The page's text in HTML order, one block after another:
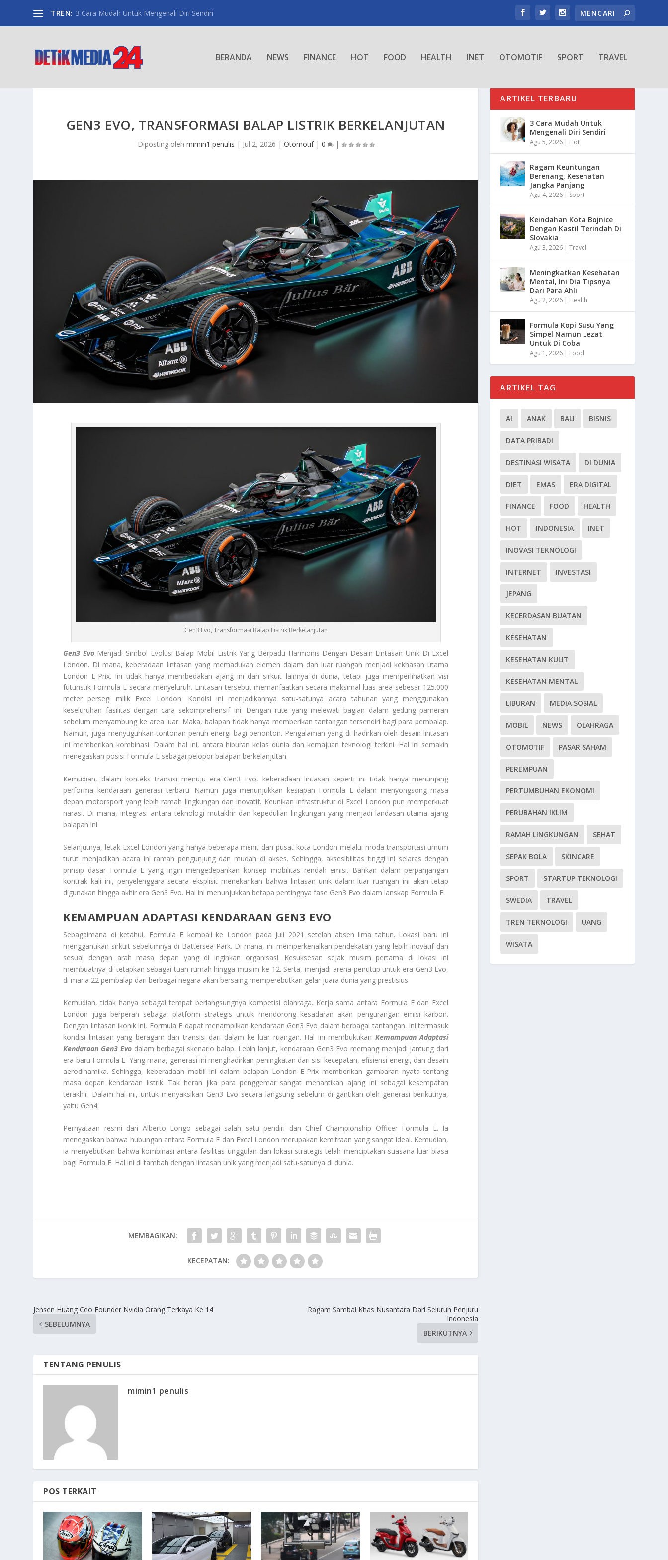
TREN: 3 Cara Mudah Untuk Mengenali Diri Sendiri
BERANDA NEWS FINANCE HOT FOOD HEALTH INET OTOMOTIF SPORT TRAVEL
GEN3 EVO, TRANSFORMASI BALAP LISTRIK BERKELANJUTAN
Diposting oleh mimin1 penulis | Jul 2, 2026 | Otomotif| 0 |
Gen3 Evo, Transformasi Balap Listrik Berkelanjutan
Gen3 EvoMenjadi Simbol Evolusi Balap Mobil Listrik Yang Berpadu Harmonis Dengan Desain Lintasan Unik Di Excel
London. Di mana, keberadaan lintasan yang memadukan elemen dalam dan luar ruangan menjadi kekhasan utama
London E-Prix. Ini tidak hanya membedakan ajang ini dari sirkuit lainnya di dunia, tetapi juga memperlihatkan visi
futuristik Formula E secara menyeluruh. Lintasan tersebut memanfaatkan secara maksimal luas area sebesar 125.000
meter persegi milik Excel London. Kondisi ini menjadikannya satu-satunya acara tahunan yang menggunakan
keseluruhan fasilitas dengan cara sekomprehensif ini. Dengan rute yang melewati bagian dalam gedung pameran
sebelum menyambung ke area luar. Maka, balapan tidak hanya memberikan tantangan tersendiri bagi para pembalap.
Namun, juga menyuguhkan tontonan penuh energi bagi penonton. Pengalaman yang di hadirkan oleh desain lintasan
ini memberikan kombinasi. Dalam hal ini, antara hiburan kelas dunia dan kemajuan teknologi terkini. Hal ini semakin
menegaskan posisi Formula E sebagai pelopor balapan berkelanjutan.
Kemudian, dalam konteks transisi menuju era Gen3 Evo, keberadaan lintasan seperti ini tidak hanya menunjang
performa kendaraan generasi terbaru. Namun juga menunjukkan kesiapan Formula E dalam menyongsong masa
depan motorsport yang lebih ramah lingkungan dan inovatif. Keunikan infrastruktur di Excel London pun memperkuat
narasi. Di mana, integrasi antara teknologi mutakhir dan kepedulian lingkungan yang menjadi landasan utama ajang
balapan ini.
Selanjutnya, letak Excel London yang hanya beberapa menit dari pusat kota London melalui moda transportasi umum
turut menjadikan acara ini ramah pengunjung dan mudah di akses. Sehingga, aksesibilitas tinggi ini selaras dengan
prinsip dasar Formula E yang ingin mengedepankan konsep mobilitas rendah emisi. Bahkan dalam perpanjangan
kontrak kali ini, penyelenggara secara eksplisit menekankan bahwa lintasan unik dalam-luar ruangan ini akan tetap
digunakan hingga akhir era Gen3 Evo. Hal ini menunjukkan betapa pentingnya fase Gen3 Evo dalam lanskap Formula E.
KEMAMPUAN ADAPTASI KENDARAAN GEN3 EVO
Sebagaimana di ketahui, Formula E kembali ke London pada Juli 2021 setelah absen lima tahun. Lokasi baru ini
menggantikan sirkuit sebelumnya di Battersea Park. Di mana, ini memperkenalkan pendekatan yang lebih inovatif dan
sesuai dengan arah masa depan yang di inginkan organisasi. Kesuksesan sejak musim pertama di lokasi ini
membuatnya di tetapkan sebagai tuan rumah hingga musim ke-12. Serta, menjadi arena penutup untuk era Gen3 Evo,
di mana 22 pembalap dari berbagai negara akan bersaing memperebutkan gelar juara dunia yang prestisius.
Kemudian, tidak hanya sebagai tempat berlangsungnya kompetisi olahraga. Kerja sama antara Formula E dan Excel
London juga berperan sebagai platform strategis untuk mendorong kesadaran akan pengurangan emisi karbon.
Dengan lintasan ikonik ini, Formula E dapat menampilkan kendaraan Gen3 Evo dalam berbagai tantangan. Ini termasuk
kondisi lintasan yang beragam dan transisi dari dalam ke luar ruangan. Hal ini membuktikan Kemampuan Adaptasi
Kendaraan Gen3 Evo dalam berbagai skenario balap. Lebih lanjut, kendaraan Gen3 Evo memang menjadi jantung dari
era baru Formula E. Yang mana, generasi ini menghadirkan peningkatan dari sisi kecepatan, efisiensi energi, dan desain
aerodinamika. Sehingga, keberadaan mobil ini dalam balapan London E-Prix memberikan gambaran nyata tentang
masa depan kendaraan listrik. Tak heran jika para penggemar sangat menantikan ajang ini sebagai kesempatan
terakhir. Dalam hal ini, untuk menyaksikan Gen3 Evo secara langsung sebelum di gantikan oleh generasi berikutnya,
yaitu Gen4.
Pernyataan resmi dari Alberto Longo sebagai salah satu pendiri dan Chief Championship Officer Formula E. Ia
menegaskan bahwa hubungan antara Formula E dan Excel London merupakan kemitraan yang sangat ideal. Kemudian,
ia menyebutkan bahwa kombinasi antara fasilitas unggulan dan lokasi strategis telah menciptakan suasana luar biasa
bagi Formula E. Hal ini di tambah dengan lintasan unik yang menjadi satu-satunya di dunia.
MEMBAGIKAN:
KECEPATAN:
Jensen Huang Ceo Founder Nvidia Orang Terkaya Ke 14
SEBELUMNYA
Ragam Sambal Khas Nusantara Dari Seluruh Penjuru
Indonesia
BERIKUTNYA
TENTANG PENULIS
mimin1 penulis
POS TERKAIT
ARTIKEL TERBARU
3 Cara Mudah Untuk
Mengenali Diri Sendiri
Agu 5, 2026 | Hot
Ragam Keuntungan
Berenang, Kesehatan
Jangka Panjang
Agu 4, 2026 | Sport
Keindahan Kota Bojnice
Dengan Kastil Terindah Di
Slovakia
Agu 3, 2026 |Travel
Meningkatkan Kesehatan
Mental, Ini Dia Tipsnya
Dari Para Ahli
Agu 2, 2026 | Health
Formula Kopi Susu Yang
Simpel Namun Lezat
Untuk Di Coba
Agu 1, 2026 | Food
ARTIKEL TAG
AI ANAK BALI BISNIS
DATA PRIBADI
DESTINASI WISATA DI DUNIA
DIET EMAS ERA DIGITAL
FINANCE FOOD HEALTH
HOT INDONESIA INET
INOVASI TEKNOLOGI
INTERNET INVESTASI
JEPANG
KECERDASAN BUATAN
KESEHATAN
KESEHATAN KULIT
KESEHATAN MENTAL
LIBURAN MEDIA SOSIAL
MOBIL NEWS OLAHRAGA
OTOMOTIF PASAR SAHAM
PEREMPUAN
PERTUMBUHAN EKONOMI
PERUBAHAN IKLIM
RAMAH LINGKUNGAN SEHAT
SEPAK BOLA SKINCARE
SPORT STARTUP TEKNOLOGI
SWEDIA TRAVEL
TREN TEKNOLOGI UANG
WISATA